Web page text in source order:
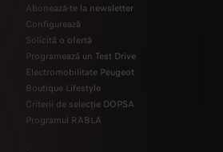
Abonează-te la newsletter
Configurează
Solicită o ofertă
Programează un Test Drive
Electromobilitate Peugeot
Boutique Lifestyle
Criterii de selecție DOPSA
Programul RABLA